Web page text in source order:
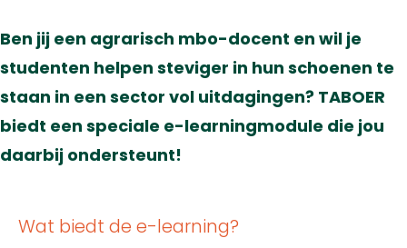
Ben jij een agrarisch mbo-docent en wil je
studenten helpen steviger in hun schoenen te
staan in een sector vol uitdagingen? TABOER
biedt een speciale e-learningmodule die jou
daarbij ondersteunt!
Wat biedt de e-learning?